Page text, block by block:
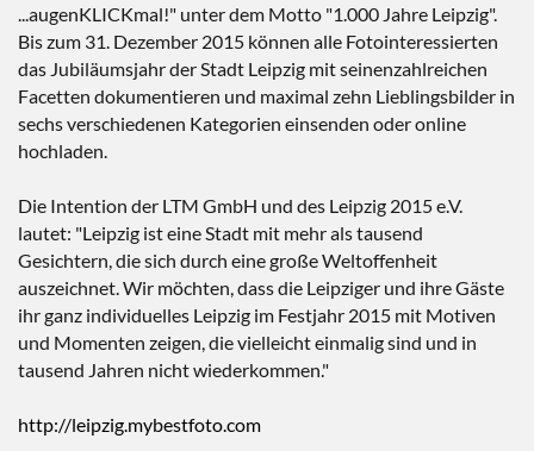
...augenKLICKmal!" unter dem Motto "1.000 Jahre Leipzig".
Bis zum 31. Dezember 2015 können alle Fotointeressierten
das Jubiläumsjahr der Stadt Leipzig mit seinenzahlreichen
Facetten dokumentieren und maximal zehn Lieblingsbilder in
sechs verschiedenen Kategorien einsenden oder online
hochladen.
Die Intention der LTM GmbH und des Leipzig 2015 e.V.
lautet: "Leipzig ist eine Stadt mit mehr als tausend
Gesichtern, die sich durch eine große Weltoffenheit
auszeichnet. Wir möchten, dass die Leipziger und ihre Gäste
ihr ganz individuelles Leipzig im Festjahr 2015 mit Motiven
und Momenten zeigen, die vielleicht einmalig sind und in
tausend Jahren nicht wiederkommen."
http://leipzig.mybestfoto.com